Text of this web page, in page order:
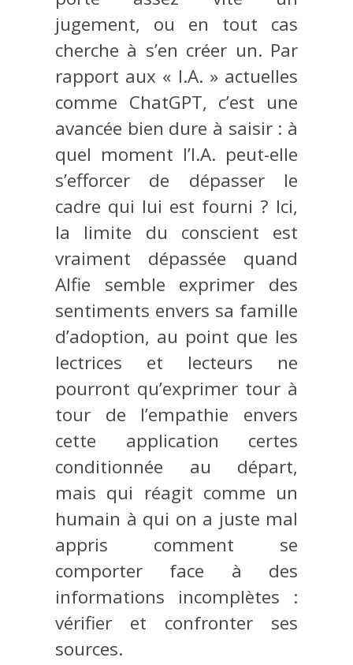
jugement, ou en tout cas
cherche à s’en créer un. Par
rapport aux « I.A. » actuelles
comme ChatGPT, c’est une
avancée bien dure à saisir : à
quel moment l’I.A. peut-elle
s’efforcer de dépasser le
cadre qui lui est fourni ? Ici,
la limite du conscient est
vraiment dépassée quand
Alfie semble exprimer des
sentiments envers sa famille
d’adoption, au point que les
lectrices et lecteurs ne
pourront qu’exprimer tour à
tour de l’empathie envers
cette application certes
conditionnée au départ,
mais qui réagit comme un
humain à qui on a juste mal
appris comment se
comporter face à des
informations incomplètes :
vérifier et confronter ses
sources.